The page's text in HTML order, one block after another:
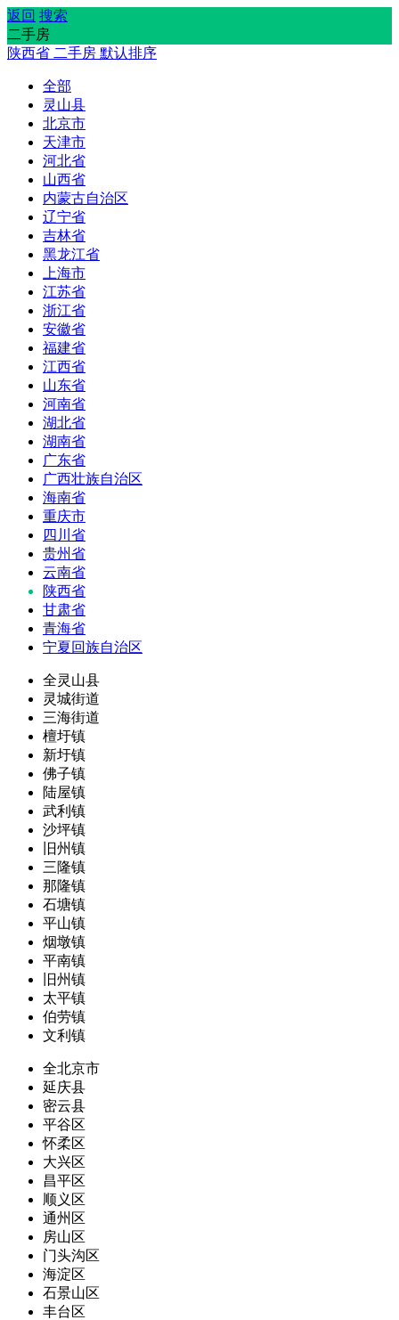
返回 搜索
二手房
陕西省 二手房 默认排序
全部
灵山县
北京市
天津市
河北省
山西省
内蒙古自治区
辽宁省
吉林省
黑龙江省
上海市
江苏省
浙江省
安徽省
福建省
江西省
山东省
河南省
湖北省
湖南省
广东省
广西壮族自治区
海南省
重庆市
四川省
贵州省
云南省
陕西省
甘肃省
青海省
宁夏回族自治区
全灵山县
灵城街道
三海街道
檀圩镇
新圩镇
佛子镇
陆屋镇
武利镇
沙坪镇
旧州镇
三隆镇
那隆镇
石塘镇
平山镇
烟墩镇
平南镇
旧州镇
太平镇
伯劳镇
文利镇
全北京市
延庆县
密云县
平谷区
怀柔区
大兴区
昌平区
顺义区
通州区
房山区
门头沟区
海淀区
石景山区
丰台区